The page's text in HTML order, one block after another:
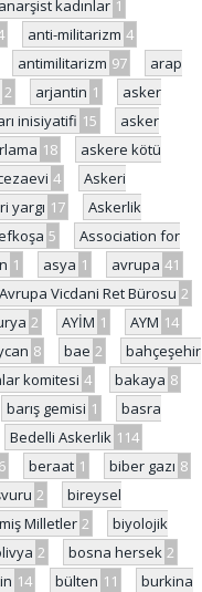
anarşist kadınlar 1
anti-militarizm 4
antimilitarizm 97
arap
2 arjantin 1
asker
inisiyatifi 15
asker
18
askere kötü
4
Askeri
yargı 17
Askerlik
5
Association for
1 asya 1 avrupa 41
Avrupa Vicdani Ret Bürosu 2
2 AYİM 1 AYM 14
8 bae 2
bahçeşehir
komitesi 4 bakaya 8
barış gemisi 1
basra
Bedelli Askerlik 114
6 beraat 1 biber gazı 8
2
bireysel
Milletler 2
biyolojik
2 bosna hersek 2
14 bülten 11
burkina